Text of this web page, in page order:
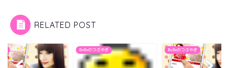
RELATED POST
BeBeのつぶやき BeBeのつぶやき